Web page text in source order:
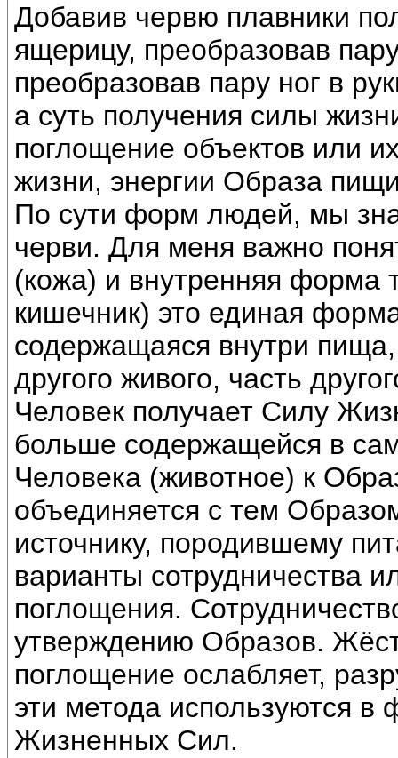
Добавив червю плавники
ящерицу, преобразовав
преобразовав пару ног в
а суть получения силы
поглощение объектов или
жизни, энергии Образа
По сути форм людей, мы
черви. Для меня важно
(кожа) и внутренняя форма
кишечник) это единая
содержащаяся внутри
другого живого, часть
Человек получает Силу
больше содержащейся в
Человека (животное) к
объединяется с тем
источнику, породившему
варианты сотрудничества
поглощения.
утверждению Образов.
поглощение ослабляет,
эти метода используются
Жизненных Сил.